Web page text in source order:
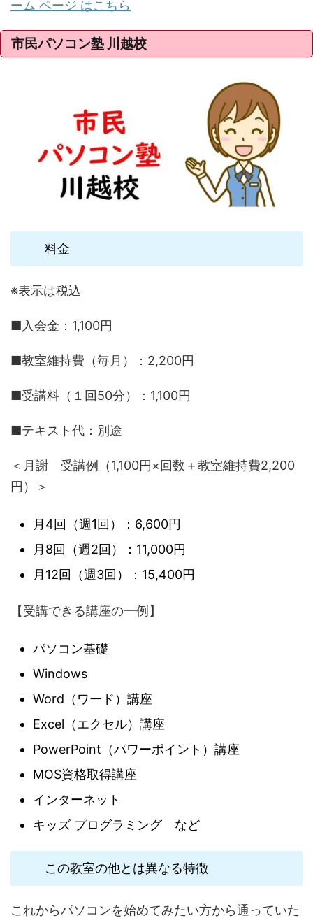
ーム ページ はこちら
市民パソコン塾 川越校
料金
※表示は税込
■入会金：1,100円
■教室維持費（毎月）：2,200円
■受講料（１回50分）：1,100円
■テキスト代：別途
＜月謝 受講例（1,100円×回数＋教室維持費2,200
円）＞
月4回（週1回）：6,600円
月8回（週2回）：11,000円
月12回（週3回）：15,400円
【受講できる講座の一例】
パソコン基礎
Windows
Word（ワード）講座
Excel（エクセル）講座
PowerPoint（パワーポイント）講座
MOS資格取得講座
インターネット
キッズ プログラミング など
この教室の他とは異なる特徴
これからパソコンを始めてみたい方から通っていた